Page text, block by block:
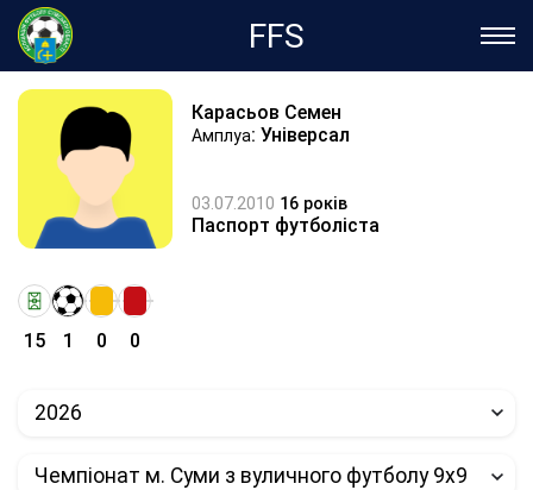
FFS
Карасьов Семен
Амплуа: Універсал
03.07.2010 16 років
Паспорт футболіста
15 1 0 0
2026
Чемпіонат м. Суми з вуличного футболу 9х9